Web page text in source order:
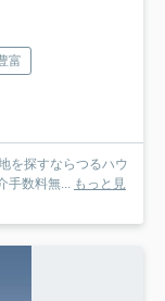
富
を探すならつるハウ
手数料無... もっと見